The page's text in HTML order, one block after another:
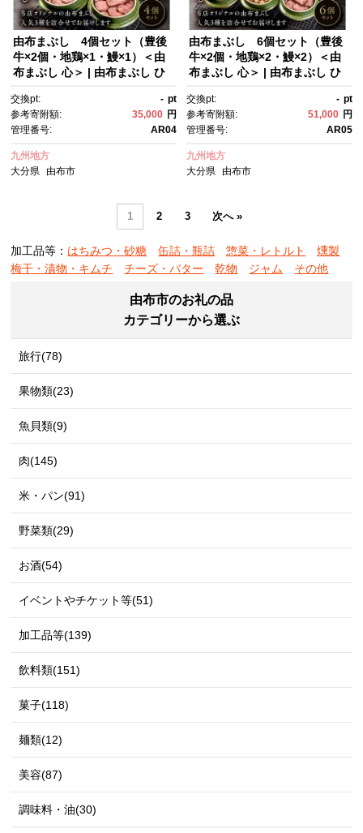
由布まぶし 4個セット（豊後
牛×2個・地鶏×1・鰻×1）＜由
布まぶし 心＞ | 由布まぶし ひ
ご飯 牛丼 高級ご飯 ご当地グル
メ 冷凍食品 セット 詰め合わ
せ 食べ比べ 牛肉 地鶏 鰻 うな
ぎ 鶏肉 名店の味 湯布院名物 由
布院グルメ お取り寄せ グル
メ 人気 おすすめ ギフト プレゼ
交換pt: - pt
参考寄附額:
35,000 円
管理番号:
AR04
九州地方
大分県
由布市
由布まぶし 6個セット（豊後
牛×2個・地鶏×2・鰻×2）＜由
布まぶし 心＞ | 由布まぶし ひ
ご飯 牛丼 高級ご飯 ご当地グル
メ 冷凍食品 セット 詰め合わ
せ 食べ比べ 牛肉 地鶏 鰻 うな
ぎ 鶏肉 名店の味 湯布院名物 由
布院グルメ お取り寄せ グル
メ 人気 おすすめ ギフト プレゼ
交換pt: - pt
参考寄附額:
51,000 円
管理番号:
AR05
九州地方
大分県
由布市
1 2 3 次へ »
加工品等： はちみつ・砂糖 缶詰・瓶詰 惣菜・レトルト
燻製
梅干・漬物・キムチ
チーズ・バター 乾物 ジャム その他
由布市のお礼の品
カテゴリーから選ぶ
旅行(78)
果物類(23)
魚貝類(9)
肉(145)
米・パン(91)
野菜類(29)
お酒(54)
イベントやチケット等(51)
加工品等(139)
飲料類(151)
菓子(118)
麺類(12)
美容(87)
調味料・油(30)